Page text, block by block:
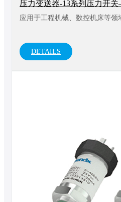
压力变送器-13系列压力开
应用于工程机械、数控机床等领
DETAILS